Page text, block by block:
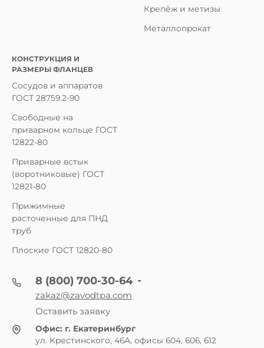
Крепёж и метизы
Металлопрокат
КОНСТРУКЦИЯ И
РАЗМЕРЫ ФЛАНЦЕВ
Сосудов и аппаратов
ГОСТ 28759.2-90
Свободные на
приварном кольце ГОСТ
12822-80
Приварные встык
(воротниковые) ГОСТ
12821-80
Прижимные
расточенные для ПНД
труб
Плоские ГОСТ 12820-80
8 (800) 700-30-64
zakaz@zavodtpa.com
Оставить заявку
Офис: г. Екатеринбург
ул. Крестинского, 46А, офисы 604, 606, 612